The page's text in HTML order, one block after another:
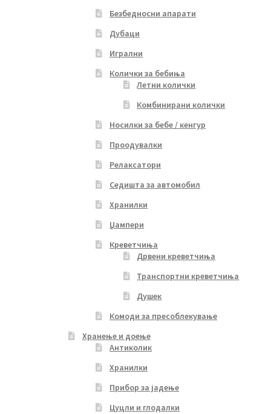
Безбедносни апарати
Дубаци
Игрални
Колички за бебиња
Летни колички
Комбинирани колички
Носилки за бебе / кенгур
Проодувалки
Релаксатори
Седишта за автомобил
Хранилки
Џампери
Креветчиња
Дрвени креветчиња
Транспортни креветчиња
Душек
Комоди за пресоблекување
Хранење и доење
Антиколик
Хранилки
Прибор за јадење
Цуцли и глодалки